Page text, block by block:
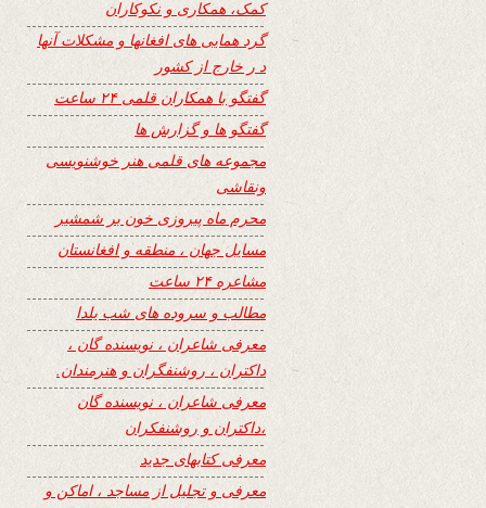
کمک، همکاری و نکوکاران
گرد همایی های افغانها و مشکلات آنها
د ر خارج از کشور
گفتگو با همکاران قلمی ۲۴ ساعت
گفتگو ها و گزارش ها
مجموعه های قلمی هنر خوشنویسی
ونقاشی
محرم ماه پیروزی خون بر شمشیر
مسایل جهان ، منطقه و افغانستان
مشاعره ۲۴ ساعت
مطالب و سروده های شب یلدا
معرفی شاعران ، نویسنده گان ،
داکتران ، روشنفگران و هنرمندان.
معرفی شاعران ، نویسنده گان
،داکتران و روشنفکران
معرفی کتابهای جدید
معرفی و تجلیل از مساجد ، اماکن و